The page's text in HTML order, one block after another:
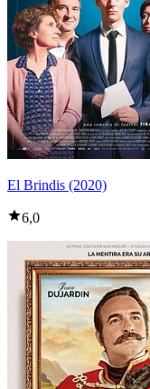
El Brindis (2020)
6,0